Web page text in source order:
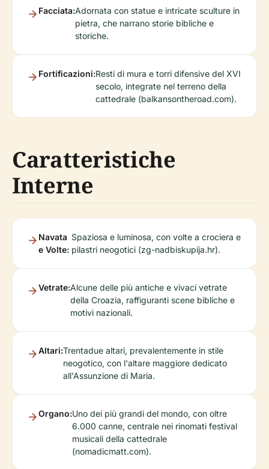
Facciata:Adornata con statue e intricate sculture in
pietra, che narrano storie bibliche e
storiche.
Fortificazioni:Resti di mura e torri difensive del XVI
secolo, integrate nel terreno della
cattedrale (balkansontheroad.com).
Caratteristiche
Interne
Navata
e Volte:
Spaziosa e luminosa, con volte a crociera e
pilastri neogotici (zg-nadbiskupija.hr).
Vetrate:Alcune delle più antiche e vivaci vetrate
della Croazia, raffiguranti scene bibliche e
motivi nazionali.
Altari:Trentadue altari, prevalentemente in stile
neogotico, con l'altare maggiore dedicato
all'Assunzione di Maria.
Organo:Uno dei più grandi del mondo, con oltre
6.000 canne, centrale nei rinomati festival
musicali della cattedrale
(nomadicmatt.com).